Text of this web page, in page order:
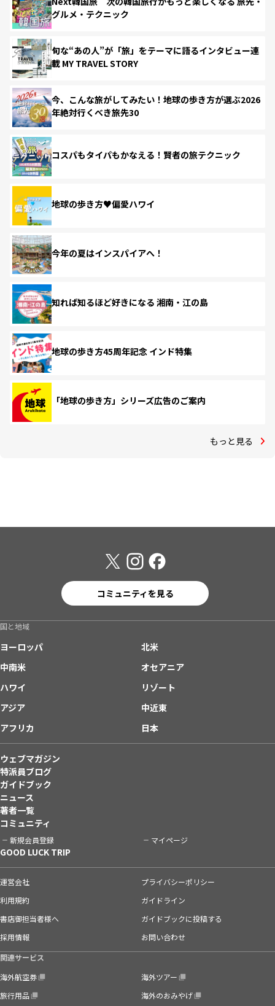
グルメ・テクニック
旬な“あの人”が「旅」をテーマに語るインタビュー連
載 MY TRAVEL STORY
今、こんな旅がしてみたい！地球の歩き方が選ぶ2026
年絶対行くべき旅先30
コスパもタイパもかなえる！賢者の旅テクニック
地球の歩き方♥偏愛ハワイ
今年の夏はインスパイアへ！
知れば知るほど好きになる 湘南・江の島
地球の歩き方45周年記念 インド特集
「地球の歩き方」シリーズ広告のご案内
もっと見る
コミュニティを見る
国と地域
ヨーロッパ
北米
中南米
オセアニア
ハワイ
リゾート
アジア
中近東
アフリカ
日本
ウェブマガジン
特派員ブログ
ガイドブック
ニュース
著者一覧
コミュニティ
新規会員登録 マイページ
GOOD LUCK TRIP
運営会社
プライバシーポリシー
利用規約
ガイドライン
書店御担当者様へ
ガイドブックに投稿する
採用情報
お問い合わせ
関連サービス
海外航空券
海外ツアー
旅行用品
海外のおみやげ